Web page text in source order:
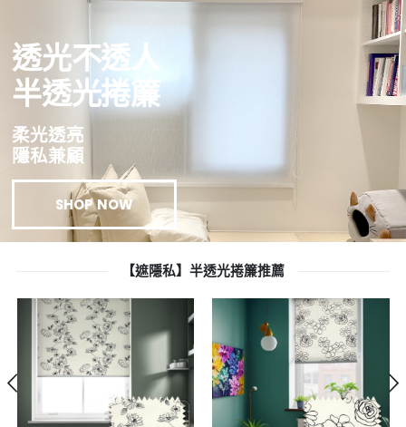
透光不透人
半透光捲簾
柔光透亮
隱私兼顧
SHOP NOW
【遮隱私】半透光捲簾推薦